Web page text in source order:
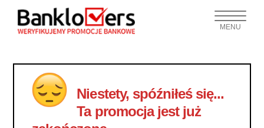
MENU
Niestety, spóźniłeś się...
Ta promocja jest już